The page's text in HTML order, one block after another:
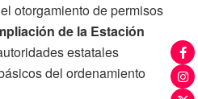
otorgamiento de permisos
de la Estación
estatales
del ordenamiento